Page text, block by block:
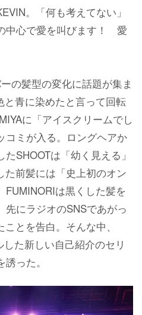
。「何も考えてない」
中心で愛を叫びます！ 愛
の髪型の変化に話題が集ま
と青に染めたと言って回転
に「アイスクリームでし
コミが入る。ロングヘアか
SHOOTは「幼く見える」
た前髪には「史上初のオン
FUMINORIは黒くした髪を
先にラジオのSNSであがっ
とを告白。そんな中、
た新しい自己紹介のセリ
った。